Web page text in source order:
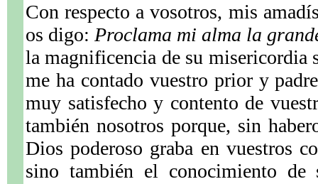
Con respecto a vosotros, mis
os digo: Proclama mi alma la
la magnificencia de su misericordia
me ha contado vuestro prior y
muy satisfecho y contento de
también nosotros porque, sin
Dios poderoso graba en vuestros
sino también el conocimiento de